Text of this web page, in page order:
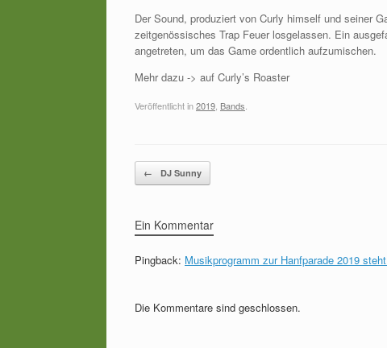
Der Sound, produziert von Curly himself und seiner
zeitgenössisches Trap Feuer losgelassen. Ein
angetreten, um das Game ordentlich aufzumischen.
Mehr dazu -> auf Curly’s Roaster
Veröffentlicht in2019 Bands
Beitragsnavigation
← DJ Sunny
Ein Kommentar
Pingback: Musikprogramm zur Hanfparade 2019
Die Kommentare sind geschlossen.